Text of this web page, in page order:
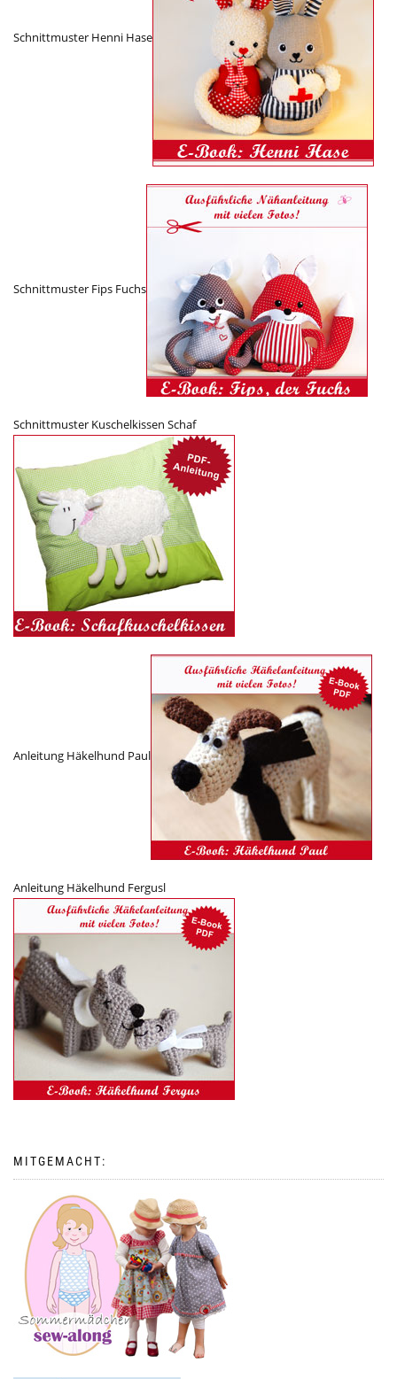
Schnittmuster Henni Hase
Schnittmuster Fips Fuchs
Schnittmuster Kuschelkissen Schaf
Anleitung Häkelhund Paul
Anleitung Häkelhund Fergusl
MITGEMACHT: